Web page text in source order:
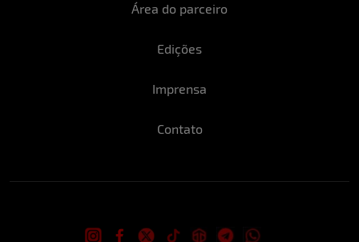
Área do parceiro
Edições
Imprensa
Contato